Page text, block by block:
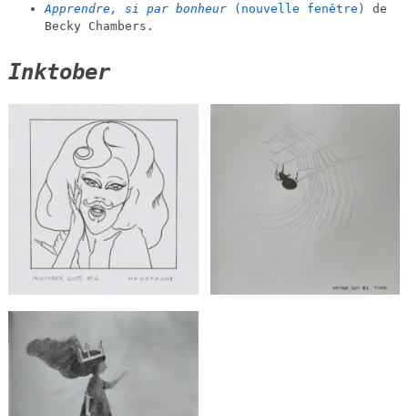
Apprendre, si par bonheur
(nouvelle fenêtre)
de
Becky Chambers.
Inktober